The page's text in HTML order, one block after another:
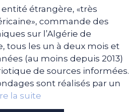
entité étrangère, «très
commande des
sur l’Algérie de
tous les un à deux mois et
(au moins depuis 2013)
de sources informées.
sont réalisés par un
la suite